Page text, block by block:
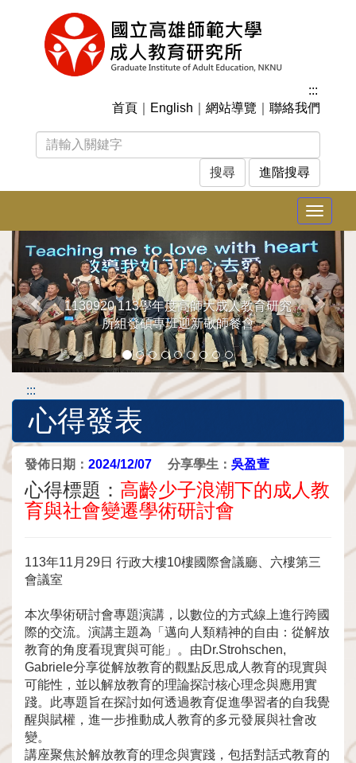
:::
首頁
English 網站導覽 聯絡我們
進階搜尋
Toggle
1130920 113學年度高師大成人教育研究
所組發碩專班迎新敬師餐會
上
一
張
下
一
張
:::
心得發表
發佈日期： 2024/12/07 分享學生： 吳盈萱
心得標題： 高齡少子浪潮下的成人教
育與社會變遷學術研討會
113年11月29日 行政大樓10樓國際會議廳、六樓第三
會議室
本次學術研討會專題演講，以數位的方式線上進行跨國
際的交流。演講主題為「邁向人類精神的自由：從解放
教育的角度看現實與可能」。由Dr.Strohschen,
Gabriele分享從解放教育的觀點反思成人教育的現實與
可能性，並以解放教育的理論探討核心理念與應用實
踐。此專題旨在探討如何透過教育促進學習者的自我覺
醒與賦權，進一步推動成人教育的多元發展與社會改
變。
講座聚焦於解放教育的理念與實踐，包括對話式教育的